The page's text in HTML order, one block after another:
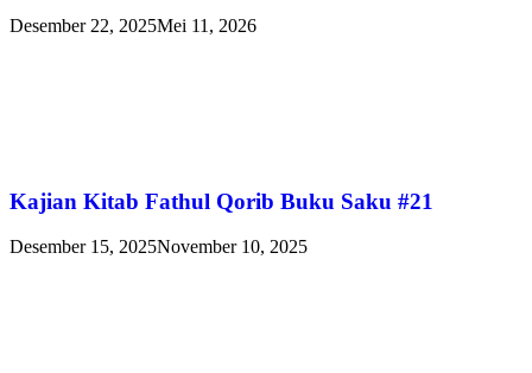
Desember 22, 2025Mei 11, 2026
Kajian Kitab Fathul Qorib Buku Saku #21
Desember 15, 2025November 10, 2025